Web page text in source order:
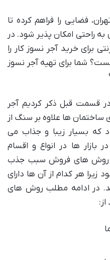
فضایی را فراهم کرده تا
راحتی امکان پذیر شود. در
برای خرید آجر نسوز کار را
شما برای تهیه آجر نسوز
قسمت قبل ذکر کردیم آجر
ساختمان ها علاوه بر سنگ از
که بسیار زیبا و جذاب می
بازار ها در انواع و اقسام
روش های فروش سبب جذب
زیرا هر کدام از آن ها دارای
در ادامه مطلب روش های